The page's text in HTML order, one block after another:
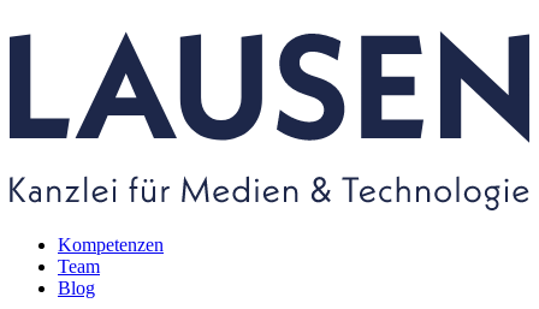
Kompetenzen
Team
Blog